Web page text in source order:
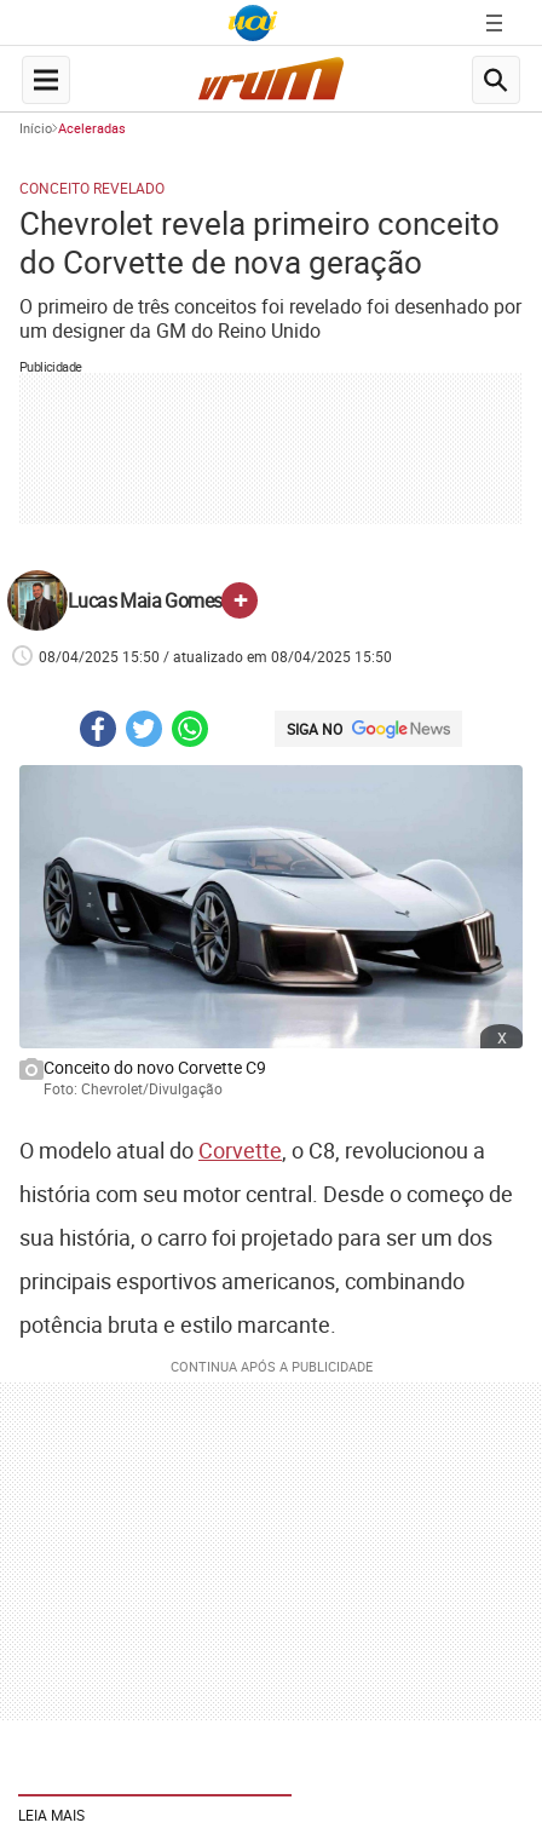
Início Aceleradas
CONCEITO REVELADO
Chevrolet revela primeiro conceito
do Corvette de nova geração
O primeiro de três conceitos foi revelado foi desenhado por
um designer da GM do Reino Unido
Publicidade
Lucas Maia Gomes +
08/04/2025 15:50 / atualizado em 08/04/2025 15:50
SIGA NO
x
Conceito do novo Corvette C9
Foto: Chevrolet/Divulgação
O modelo atual do Corvette, o C8, revolucionou a
história com seu motor central. Desde o começo de
sua história, o carro foi projetado para ser um dos
principais esportivos americanos, combinando
potência bruta e estilo marcante.
LEIA MAIS